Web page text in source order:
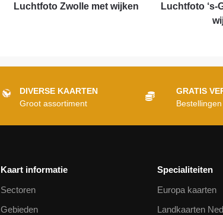
Luchtfoto Zwolle met wijken
Luchtfoto ‘s-
DIVERSE KAARTEN
Groot assortiment
GRATIS
Kaart informatie
Sectoren
Gebieden
Specialiteiten
Europa kaarten
Landkaarten